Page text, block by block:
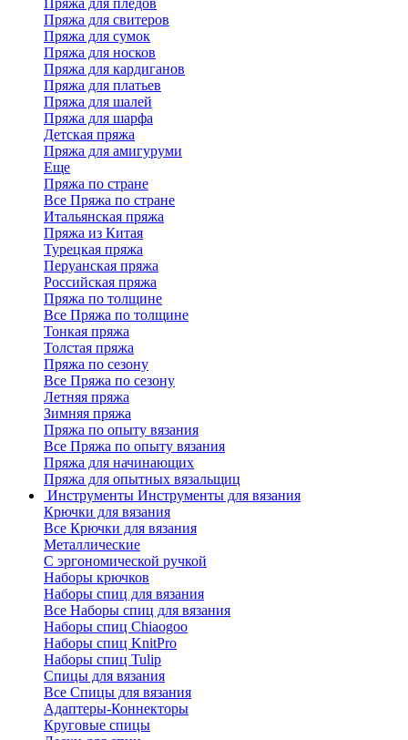
Пряжа для свитеров
Пряжа для сумок
Пряжа для носков
Пряжа для кардиганов
Пряжа для платьев
Пряжа для шалей
Пряжа для шарфа
Детская пряжа
Пряжа для амигуруми
Еще
Пряжа по стране
Все Пряжа по стране
Итальянская пряжа
Пряжа из Китая
Турецкая пряжа
Перуанская пряжа
Российская пряжа
Пряжа по толщине
Все Пряжа по толщине
Тонкая пряжа
Толстая пряжа
Пряжа по сезону
Все Пряжа по сезону
Летняя пряжа
Зимняя пряжа
Пряжа по опыту вязания
Все Пряжа по опыту вязания
Пряжа для начинающих
Пряжа для опытных вязальщиц
Инструменты Инструменты для вязания
Крючки для вязания
Все Крючки для вязания
Металлические
С эргономической ручкой
Наборы крючков
Наборы спиц для вязания
Все Наборы спиц для вязания
Наборы спиц Chiaogoo
Наборы спиц KnitPro
Наборы спиц Tulip
Спицы для вязания
Все Спицы для вязания
Адаптеры-Коннекторы
Круговые спицы